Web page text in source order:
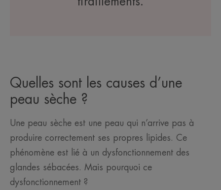
Quelles sont les causes d’une
peau sèche ?
Une peau sèche est une peau qui n’arrive pas à
produire correctement ses propres lipides. Ce
phénomène est lié à un dysfonctionnement des
glandes sébacées. Mais pourquoi ce
dysfonctionnement ?